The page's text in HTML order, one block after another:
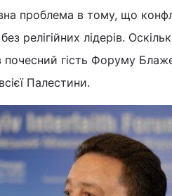
проблема в тому, що
релігійних лідерів.
почесний гість Форуму
Палестини.